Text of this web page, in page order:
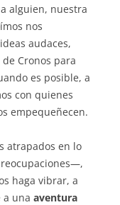
alguien, nuestra
nos
audaces,
Cronos para
es posible, a
con quienes
empequeñecen.
atrapados en lo
haga vibrar, a
a una aventura